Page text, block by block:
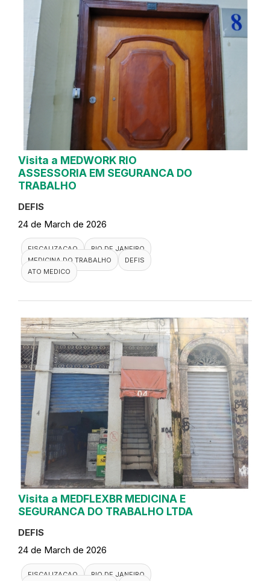
Visita a MEDWORK RIO
ASSESSORIA EM SEGURANCA DO
TRABALHO
DEFIS
24 de March de 2026
FISCALIZACAO
RIO DE JANEIRO
MEDICINA DO TRABALHO
DEFIS
ATO MEDICO
Visita a MEDFLEXBR MEDICINA E
SEGURANCA DO TRABALHO LTDA
DEFIS
24 de March de 2026
FISCALIZACAO
RIO DE JANEIRO